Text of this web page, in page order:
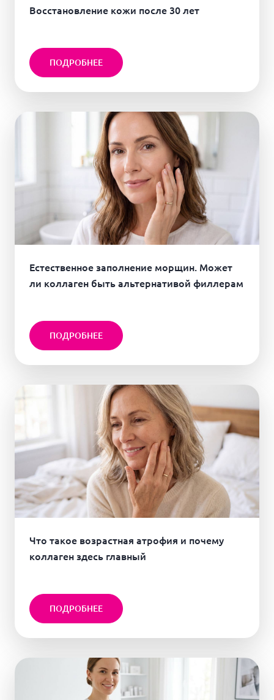
Восстановление кожи после 30 лет
ПОДРОБНЕЕ
Естественное заполнение морщин. Может
ли коллаген быть альтернативой филлерам
ПОДРОБНЕЕ
Что такое возрастная атрофия и почему
коллаген здесь главный
ПОДРОБНЕЕ